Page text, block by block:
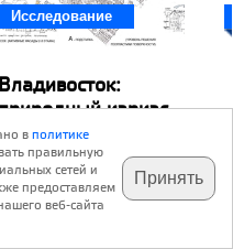
Исследование
Владивосток:
каркас
подпишитесь на наш
телеграм @archi_ru
✕
вполитике
правильную
сетей и
предоставляем
веб-сайта
Принять